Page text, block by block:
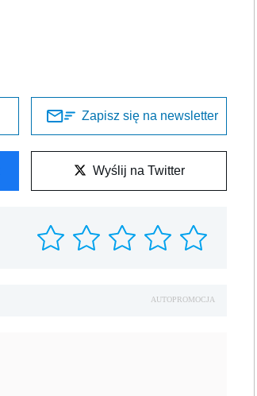
Zapisz się na newsletter
Wyślij na Twitter
AUTOPROMOCJA